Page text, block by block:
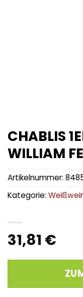
CHABLIS
WILLIAM
31,81 €
Artikelnummer:
Kategorie: